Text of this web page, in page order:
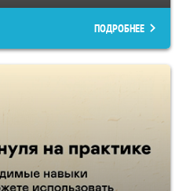
ПОДРОБНЕЕ